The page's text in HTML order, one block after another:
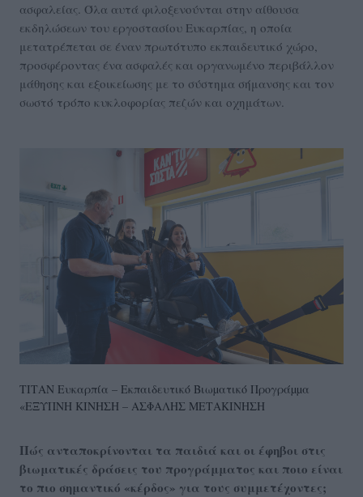
ασφαλείας. Όλα αυτά φιλοξενούνται στην αίθουσα
εκδηλώσεων του εργοστασίου Ευκαρπίας, η οποία
μετατρέπεται σε έναν πρωτότυπο εκπαιδευτικό χώρο,
προσφέροντας ένα ασφαλές και οργανωμένο περιβάλλον
μάθησης και εξοικείωσης με το σύστημα σήμανσης και τον
σωστό τρόπο κυκλοφορίας πεζών και οχημάτων.
ΤΙΤΑΝ Ευκαρπία – Εκπαιδευτικό Βιωµατικό Προγράµµα
«ΕΞΥΠΝΗ ΚΙΝΗΣΗ – ΑΣΦΑΛΗΣ ΜΕΤΑΚΙΝΗΣΗ
Πώς ανταποκρίνονται τα παιδιά και οι έφηβοι στις
βιωματικές δράσεις του προγράμματος και ποιο είναι
το πιο σημαντικό «κέρδος» για τους συμμετέχοντες;